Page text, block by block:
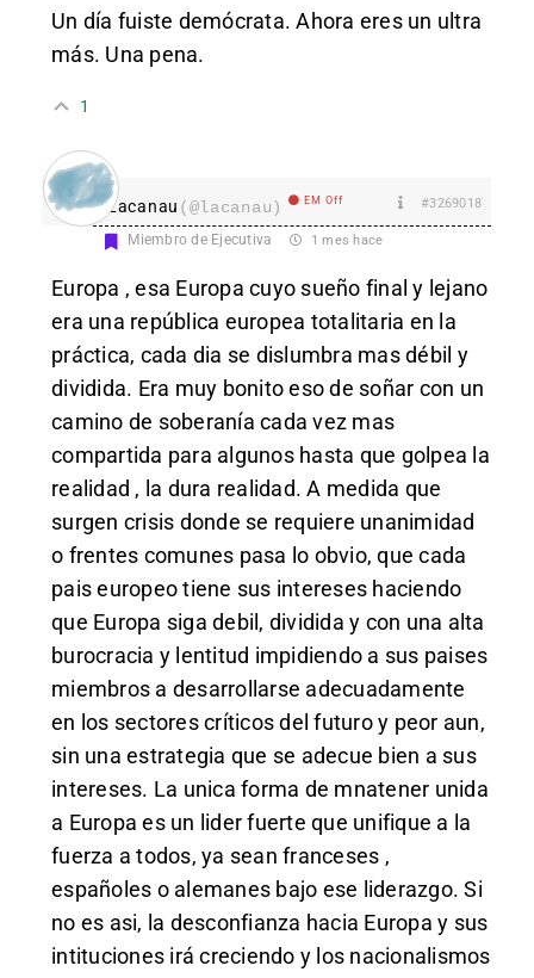
Un día fuiste demócrata. Ahora eres un ultra
más. Una pena.
1
Lacanau (@lacanau) EM Off #3269018
Miembro de Ejecutiva 1 mes hace
Europa , esa Europa cuyo sueño final y lejano
era una república europea totalitaria en la
práctica, cada dia se dislumbra mas débil y
dividida. Era muy bonito eso de soñar con un
camino de soberanía cada vez mas
compartida para algunos hasta que golpea la
realidad , la dura realidad. A medida que
surgen crisis donde se requiere unanimidad
o frentes comunes pasa lo obvio, que cada
pais europeo tiene sus intereses haciendo
que Europa siga debil, dividida y con una alta
burocracia y lentitud impidiendo a sus paises
miembros a desarrollarse adecuadamente
en los sectores críticos del futuro y peor aun,
sin una estrategia que se adecue bien a sus
intereses. La unica forma de mnatener unida
a Europa es un lider fuerte que unifique a la
fuerza a todos, ya sean franceses ,
españoles o alemanes bajo ese liderazgo. Si
no es asi, la desconfianza hacia Europa y sus
intituciones irá creciendo y los nacionalismos